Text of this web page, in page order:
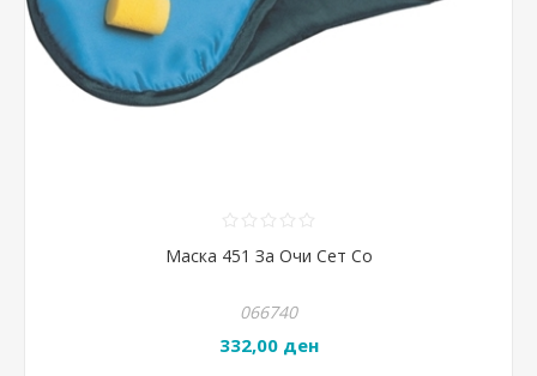
Маска 451 За Очи Сет Со
066740
332,00 ден